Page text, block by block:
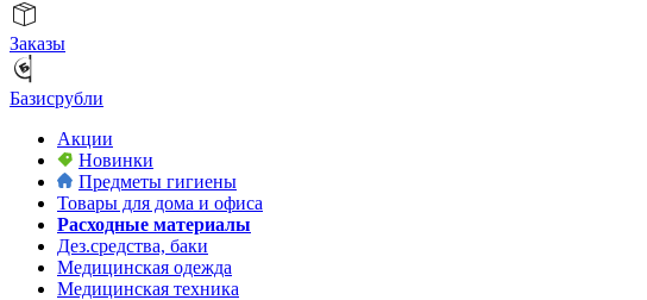
Заказы
Базисрубли
Акции
Новинки
Предметы гигиены
Товары для дома и офиса
Расходные материалы
Дез.средства, баки
Медицинская одежда
Медицинская техника